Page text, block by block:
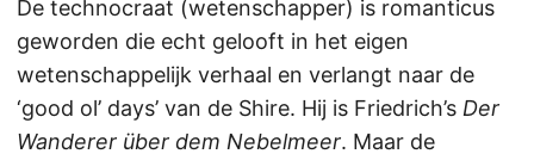
De technocraat (wetenschapper) is romanticus
geworden die echt gelooft in het eigen
wetenschappelijk verhaal en verlangt naar de
‘good ol’ days’ van de Shire. Hij is Friedrich’s Der
Wanderer über dem Nebelmeer. Maar de